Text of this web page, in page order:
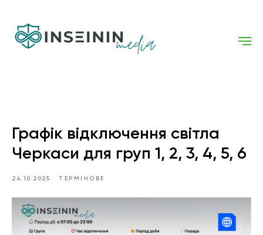
Графік відключення світла
Черкаси для груп 1, 2, 3, 4, 5, 6
24.10.2025 ТЕРМІНОВЕ